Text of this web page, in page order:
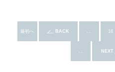
最初へ BACK ... 18
... NEXT